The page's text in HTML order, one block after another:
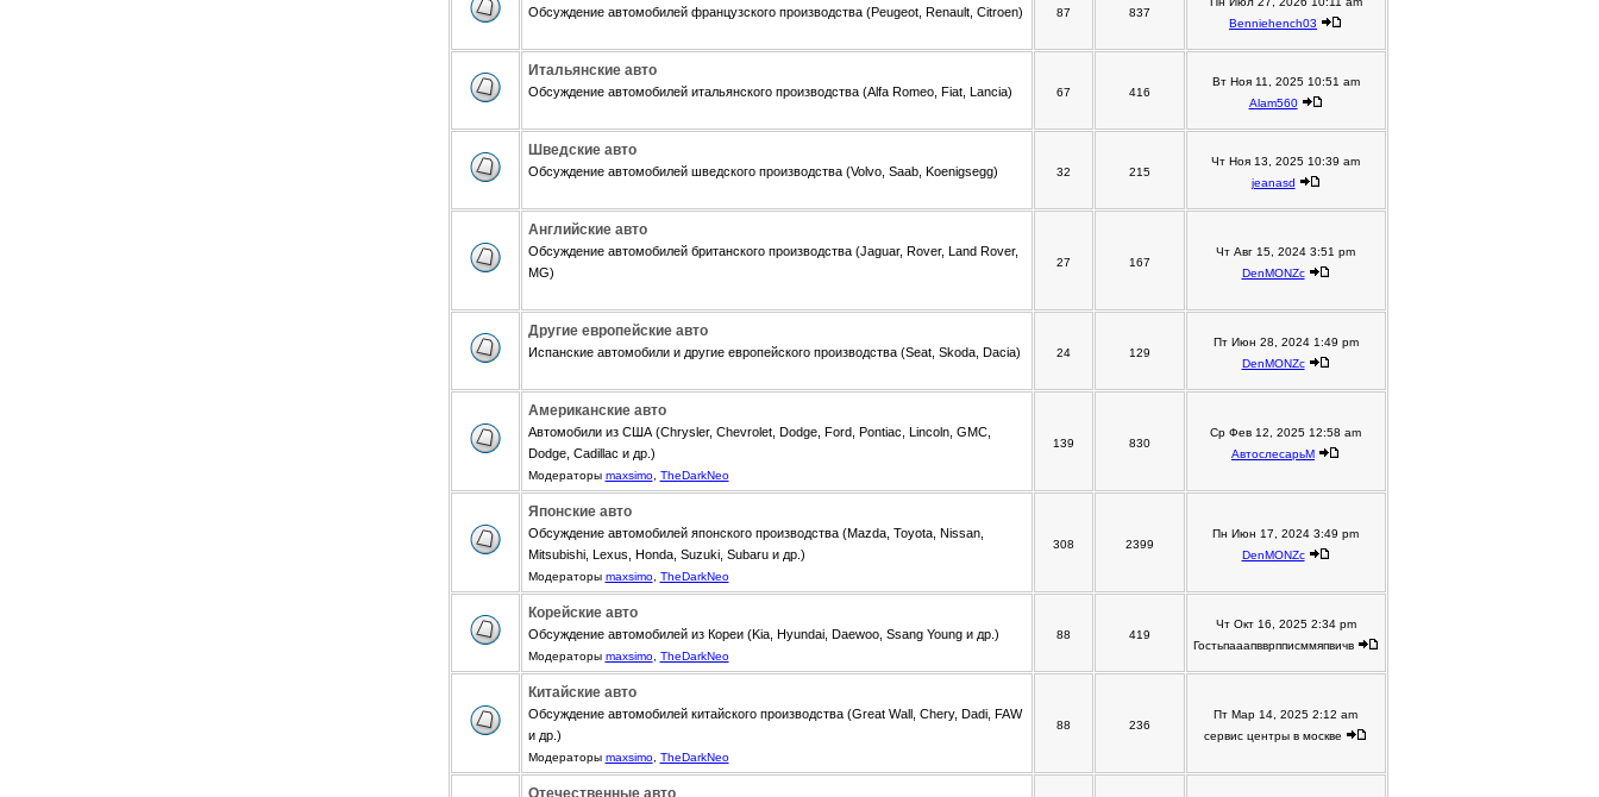
Обсуждение автомобилей французского производства (Peugeot, Renault, Citroen) 87 837
Benniehench03
Итальянские авто
Обсуждение автомобилей итальянского производства (Alfa Romeo, Fiat, Lancia) 67 416
Вт Ноя 11, 2025 10:51 am
Alam560
Шведские авто
Обсуждение автомобилей шведского производства (Volvo, Saab, Koenigsegg) 32 215
Чт Ноя 13, 2025 10:39 am
jeanasd
Английские авто
Обсуждение автомобилей британского производства (Jaguar, Rover, Land Rover,
MG)
27 167
Чт Авг 15, 2024 3:51 pm
DenMONZc
Другие европейские авто
Испанские автомобили и другие европейского производства (Seat, Skoda, Dacia) 24 129
Пт Июн 28, 2024 1:49 pm
DenMONZc
Американские авто
Автомобили из США (Chrysler, Chevrolet, Dodge, Ford, Pontiac, Lincoln, GMC,
Dodge, Cadillac и др.)
Модераторы maxsimo, TheDarkNeo
139 830
Ср Фев 12, 2025 12:58 am
АвтослесарьM
Японские авто
Обсуждение автомобилей японского производства (Mazda, Toyota, Nissan,
Mitsubishi, Lexus, Honda, Suzuki, Subaru и др.)
Модераторы maxsimo, TheDarkNeo
308 2399
Пн Июн 17, 2024 3:49 pm
DenMONZc
Корейские авто
Обсуждение автомобилей из Кореи (Kia, Hyundai, Daewoo, Ssang Young и др.)
Модераторы maxsimo, TheDarkNeo
88 419
Чт Окт 16, 2025 2:34 pm
Гостьпааапвврпписммяпвичв
Китайские авто
Обсуждение автомобилей китайского производства (Great Wall, Chery, Dadi, FAW
и др.)
Модераторы maxsimo, TheDarkNeo
88 236
Пт Мар 14, 2025 2:12 am
сервис центры в москве
Отечественные авто